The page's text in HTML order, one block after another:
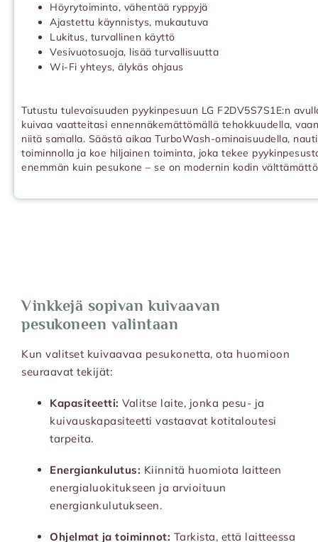
Höyrytoiminto, vähentää ryppyjä
Ajastettu käynnistys, mukautuva
Lukitus, turvallinen käyttö
Vesivuotosuoja, lisää turvallisuutta
Wi-Fi yhteys, älykäs ohjaus
Tutustu tulevaisuuden pyykinpesuun LG F2DV5S7S1E:n
kuivaa vaatteitasi ennennäkemättömällä tehokkuudella,
niitä samalla. Säästä aikaa TurboWash-ominaisuudella,
toiminnolla ja koe hiljainen toiminta, joka tekee
enemmän kuin pesukone – se on modernin kodin
Vinkkejä sopivan kuivaavan
pesukoneen valintaan
Kun valitset kuivaavaa pesukonetta, ota huomioon
seuraavat tekijät:
Kapasiteetti: Valitse laite, jonka pesu- ja
kuivauskapasiteetti vastaavat kotitaloutesi
tarpeita.
Energiankulutus: Kiinnitä huomiota laitteen
energialuokitukseen ja arvioituun
energiankulutukseen.
Ohjelmat ja toiminnot: Tarkista, että laitteessa